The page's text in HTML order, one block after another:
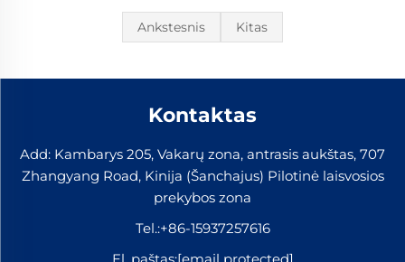
Ankstesnis Kitas
Kontaktas
Add: Kambarys 205, Vakarų zona, antrasis aukštas, 707
Zhangyang Road, Kinija (Šanchajus) Pilotinė laisvosios
prekybos zona
Tel.:+86-15937257616